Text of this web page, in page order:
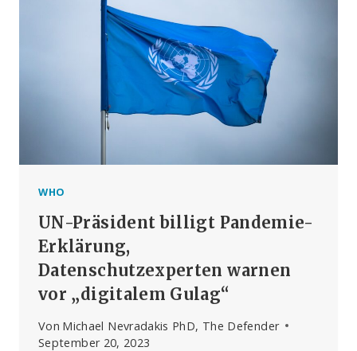
AN
WEBINAR
VON
CHD
EUROPE
HPV-
WHO
UN-Präsident billigt Pandemie-
Erklärung,
Datenschutzexperten warnen
vor „digitalem Gulag“
Von Michael Nevradakis PhD, The Defender
September 20, 2023